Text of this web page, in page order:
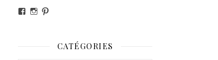
Voir le profil de revesdefripouilles sur Facebook
Voir le profil de claire_revesdefripouilles sur
CATÉGORIES